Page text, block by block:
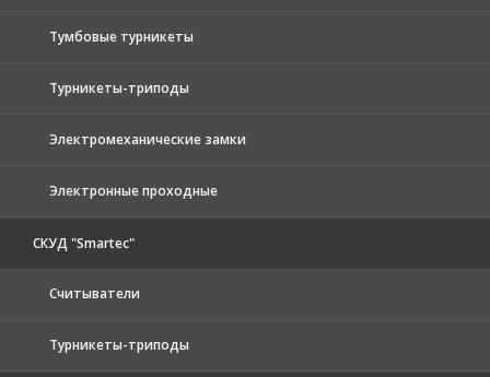
Тумбовые турникеты
Турникеты-триподы
Электромеханические замки
Электронные проходные
СКУД "Smartec"
Считыватели
Турникеты-триподы